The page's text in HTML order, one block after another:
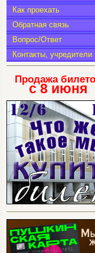
Как проехать
Обратная связь
Вопрос/Ответ
Контакты, учредители
Продажа
с 8 июня